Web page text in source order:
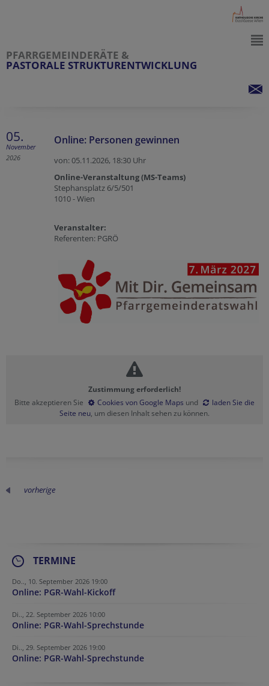
PFARRGEMEINDERÄTE &
PASTORALE STRUKTURENTWICKLUNG
05.
November
2026
Online: Personen gewinnen
von: 05.11.2026, 18:30 Uhr
Online-Veranstaltung (MS-Teams)
Stephansplatz 6/5/501
1010 - Wien
Veranstalter:
Referenten: PGRÖ
Zustimmung erforderlich!
Bitte akzeptieren Sie
Cookies von Google Maps und
laden Sie die
Seite neu, um diesen Inhalt sehen zu können.
vorherige
TERMINE
Do.., 10. September 2026 19:00
Online: PGR-Wahl-Kickoff
Di.., 22. September 2026 10:00
Online: PGR-Wahl-Sprechstunde
Di.., 29. September 2026 19:00
Online: PGR-Wahl-Sprechstunde